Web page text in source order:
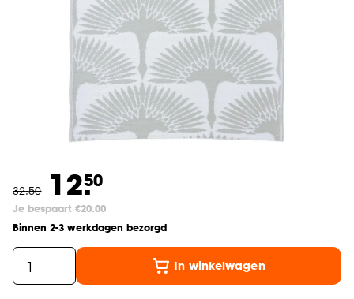
32.50 12.50
Je bespaart €20.00
Binnen 2-3 werkdagen bezorgd
In winkelwagen